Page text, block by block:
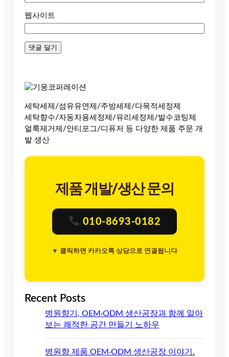
웹사이트
세탁세제/섬유유연제/주방세제/다목적세정제
세탁향수/자동차용세정제/유리세정제/발수코팅제
얼룩제거제/안티포그/디퓨저 등 다양한 제품 주문 개
발 생산
제품 개발/생산 문의
010-8693-0182
▼ 클릭하면 카카오톡 상담으로 연결됩니다
Recent Posts
병원향기, OEM·ODM 생산공장과 함께 알아
보는 쾌적한 공간 만들기 노하우
병원향 제품 OEM·ODM 생산공장 이야기.